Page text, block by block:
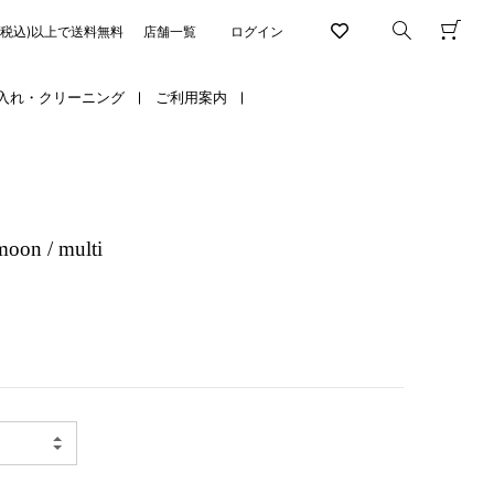
ログイン
込)以上で送料無料 店舗一覧
れ・クリーニング ご利用案内
/ multi